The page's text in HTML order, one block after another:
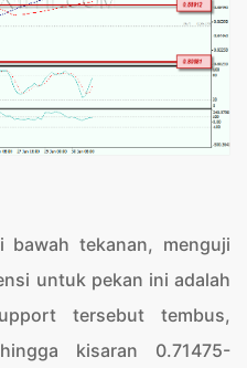
bawah tekanan, menguji
untuk pekan ini adalah
tersebut tembus,
kisaran 0.71475-